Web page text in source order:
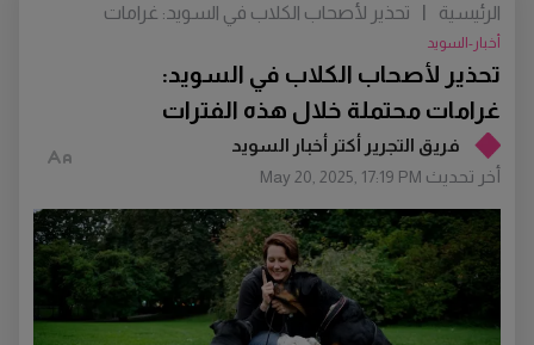
فريق التجرير أكتر أخبار السويد
أخر تحديث May 20, 2025, 17:19 PM
تحذير لأصحاب الكلاب في السويد:
غرامات محتملة خلال هذه الفترات
أخبار-السويد
الرئيسية
تحذير لأصحاب الكلاب في السويد: غرامات